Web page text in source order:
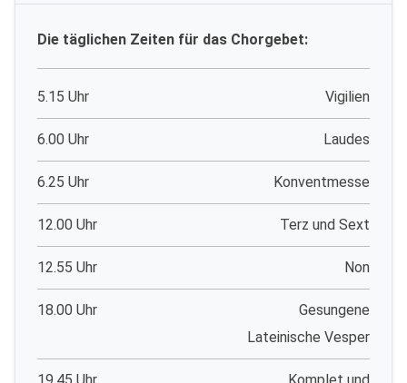
Die täglichen Zeiten für das Chorgebet:
5.15 Uhr Vigilien
6.00 Uhr Laudes
6.25 Uhr Konventmesse
12.00 Uhr Terz und Sext
12.55 Uhr Non
18.00 Uhr
Gesungene
Lateinische Vesper